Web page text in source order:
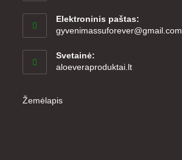
Elektroninis paštas:
gyvenimassuforever@gmail.com
Svetainė:
aloeveraproduktai.lt
Žemėlapis